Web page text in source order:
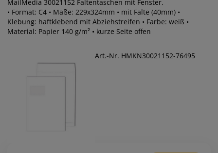
MailMedia 30021152 Faltentaschen mit Fenster.
• Format: C4 • Maße: 229x324mm • mit Falte (40mm) •
Klebung: haftklebend mit Abziehstreifen • Farbe: weiß •
Material: Papier 140 g/m² • kurze Seite offen
Art.-Nr. HMKN30021152-76495